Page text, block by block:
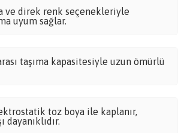
ve direk renk seçenekleriyle
uyum sağlar.
taşıma kapasitesiyle uzun ömürlü
toz boya ile kaplanır,
dayanıklıdır.